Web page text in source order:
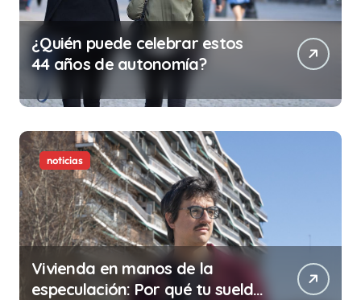
¿Quién puede celebrar estos
44 años de autonomía?
noticias
Vivienda en manos de la
especulación: Por qué tu sueldo